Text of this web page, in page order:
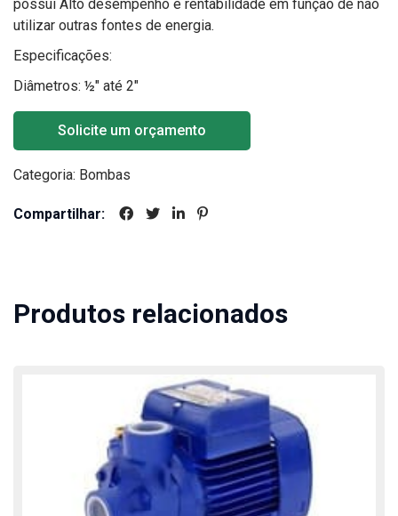
possui Alto desempenho e rentabilidade em função de não
utilizar outras fontes de energia.
Especificações:
Diâmetros: ½" até 2"
Solicite um orçamento
Categoria: Bombas
Compartilhar:
Produtos relacionados